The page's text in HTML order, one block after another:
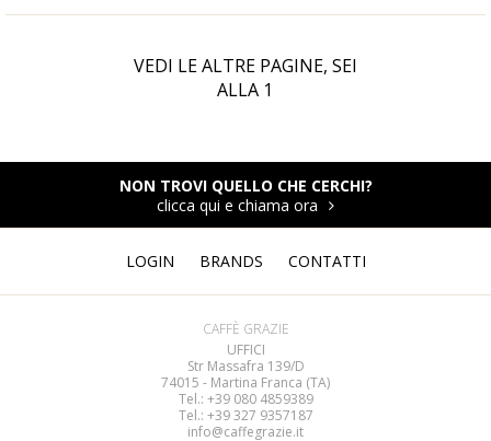
VEDI LE ALTRE PAGINE, SEI
ALLA 1
NON TROVI QUELLO CHE CERCHI?
clicca qui e chiama ora
LOGIN BRANDS CONTATTI
CAFFÈ GRAZIE
UFFICI
Str Massafra 139/D
74015 - Martina Franca (TA)
Tel.: +39 0804859389
Tel.: +39 327 9357187
info@caffegrazie.it